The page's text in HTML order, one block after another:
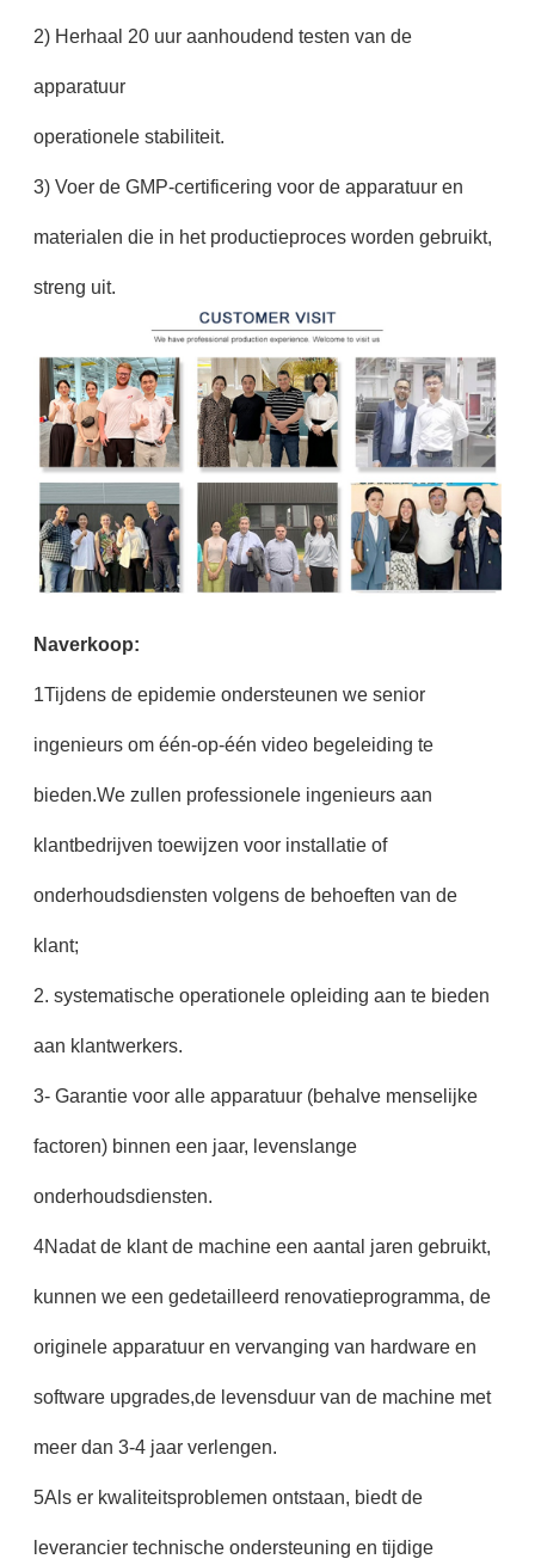
2) Herhaal 20 uur aanhoudend testen van de
apparatuur
operationele stabiliteit.
3) Voer de GMP-certificering voor de apparatuur en
materialen die in het productieproces worden gebruikt,
streng uit.
Naverkoop:
1Tijdens de epidemie ondersteunen we senior
ingenieurs om één-op-één video begeleiding te
bieden.We zullen professionele ingenieurs aan
klantbedrijven toewijzen voor installatie of
onderhoudsdiensten volgens de behoeften van de
klant;
2. systematische operationele opleiding aan te bieden
aan klantwerkers.
3- Garantie voor alle apparatuur (behalve menselijke
factoren) binnen een jaar, levenslange
onderhoudsdiensten.
4Nadat de klant de machine een aantal jaren gebruikt,
kunnen we een gedetailleerd renovatieprogramma, de
originele apparatuur en vervanging van hardware en
software upgrades,de levensduur van de machine met
meer dan 3-4 jaar verlengen.
5Als er kwaliteitsproblemen ontstaan, biedt de
leverancier technische ondersteuning en tijdige